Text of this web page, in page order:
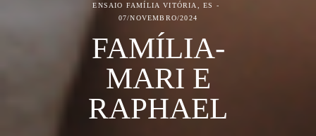
ENSAIO FAMÍLIA VITÓRIA, ES
07/NOVEMBRO/2024
FAMÍLIA-
MARI E
RAPHAEL